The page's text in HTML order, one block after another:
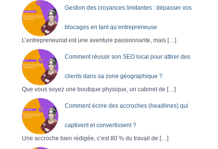
c
h
e
r
:
Gestion des croyances limitantes : dépasser vos
blocages en tant qu’entrepreneuse
L’entrepreneuriat est une aventure passionnante, mais […]
Comment réussir son SEO local pour attirer des
clients dans sa zone géographique ?
Que vous soyez une boutique physique, un cabinet de […]
Comment écrire des accroches (headlines) qui
captivent et convertissent ?
Une accroche bien rédigée, c’est 80 % du travail de […]